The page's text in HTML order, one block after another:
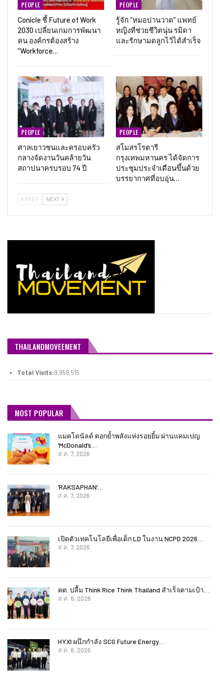
PEOPLE
Conicle ชี้ Future of Work
2030 เปลี่ยนเกมการพัฒนา
คน องค์กรต้องสร้าง
“Workforce…
PEOPLE
รู้จัก “หมอปานวาด” แพทย์
หญิงที่ช่วยชีวิตนุ่น รมิดา
และรักษามดลูกไว้ได้สำเร็จ
PEOPLE
ศาลเยาวชนและครอบครัว
กลางจัดงานวันคล้ายวัน
สถาปนาครบรอบ 74 ปี
PEOPLE
สโมสรโรตารี
กรุงเทพมหานคร ได้จัดการ
ประชุมประจำเดือนขึ้นด้วย
บรรยากาศที่อบอุ่น…
PREV NEXT
THAILANDMOVEEMENT
Total Visits:9,958,515
MOST POPULAR
แมคโดนัลด์ ตอกย้ำพลังแห่งรอยยิ้ม ผ่านแคมเปญ
‘McDonald’s…
ส.ค. 7, 2026
‘RAKSAPHAN’…
ส.ค. 7, 2026
เปิดตัวเทคโนโลยีเพื่อเด็ก LD ในงาน NCPD 2026…
ส.ค. 7, 2026
คต. ปลื้ม Think Rice Think Thailand สำเร็จตามเป้า…
ส.ค. 6, 2026
HYXI ผนึกกำลัง SCG Future Energy…
ส.ค. 6, 2026